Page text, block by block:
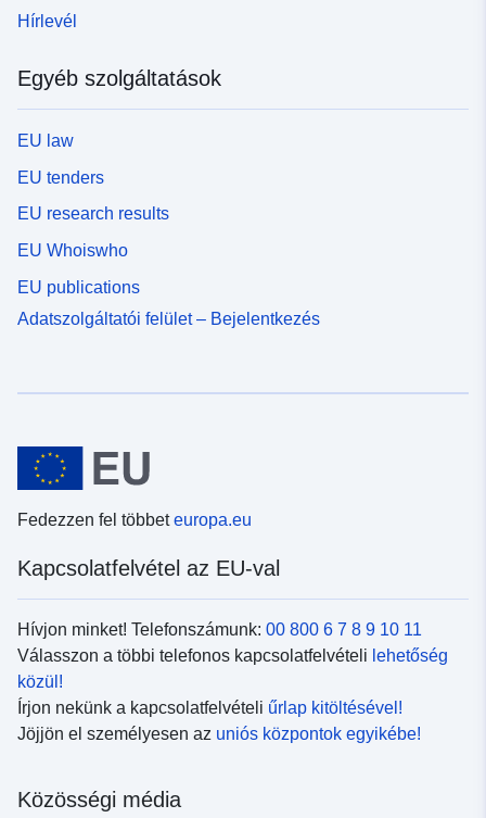
Hírlevél
Egyéb szolgáltatások
EU law
EU tenders
EU research results
EU Whoiswho
EU publications
Adatszolgáltatói felület – Bejelentkezés
Fedezzen fel többeteuropa.eu
Kapcsolatfelvétel az EU-val
Hívjon minket! Telefonszámunk: 00 800 6 7 8 9 10 11
Válasszon a többi telefonos kapcsolatfelvételi lehetőség
közül!
Írjon nekünk a kapcsolatfelvételi űrlap kitöltésével!
Jöjjön el személyesen az uniós központok egyikébe!
Közösségi média